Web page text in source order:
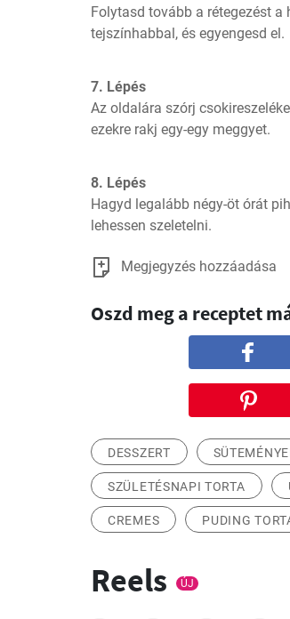
Folytasd tovább a rétegezést
tejszínhabbal, és egyengesd el.
7. Lépés
Az oldalára szórj
ezekre rakj egy-egy meggyet.
8. Lépés
Hagyd legalább négy-öt órát
lehessen szeletelni.
Megjegyzés hozzáadása
Oszd meg a receptet
DESSZERT
SZÜLETÉSNAPI TORTA
CREMES PUDING
Reels ÚJ